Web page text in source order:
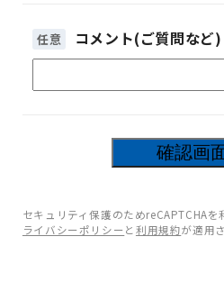
任意 コメント(ご質問など)
箇所の入力項目に
セキュリティ保護のためreCAPTCHA
ライバシーポリシーと 利用規約が適用